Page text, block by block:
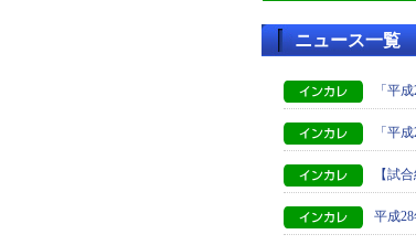
ニュース一覧
「平
「平
【試
平成